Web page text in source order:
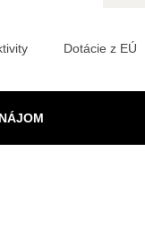
Dotácie z EÚ